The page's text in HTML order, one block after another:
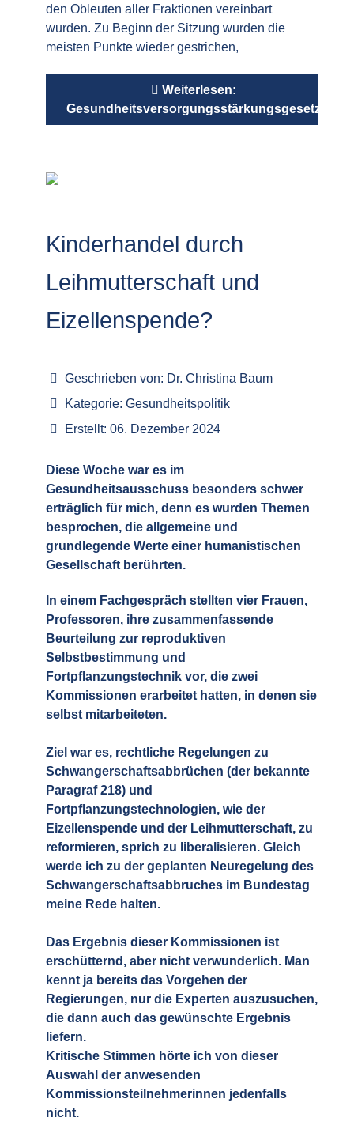
den Obleuten aller Fraktionen vereinbart
wurden. Zu Beginn der Sitzung wurden die
meisten Punkte wieder gestrichen,
Weiterlesen:
Gesundheitsversorgungsstärkungsgesetz
Kinderhandel durch
Leihmutterschaft und
Eizellenspende?
Geschrieben von: Dr. Christina Baum
Kategorie: Gesundheitspolitik
Erstellt: 06. Dezember 2024
Diese Woche war es im
Gesundheitsausschuss besonders schwer
erträglich für mich, denn es wurden Themen
besprochen, die allgemeine und
grundlegende Werte einer humanistischen
Gesellschaft berührten.
In einem Fachgespräch stellten vier Frauen,
Professoren, ihre zusammenfassende
Beurteilung zur reproduktiven
Selbstbestimmung und
Fortpflanzungstechnik vor, die zwei
Kommissionen erarbeitet hatten, in denen sie
selbst mitarbeiteten.
Ziel war es, rechtliche Regelungen zu
Schwangerschaftsabbrüchen (der bekannte
Paragraf 218) und
Fortpflanzungstechnologien, wie der
Eizellenspende und der Leihmutterschaft, zu
reformieren, sprich zu liberalisieren. Gleich
werde ich zu der geplanten Neuregelung des
Schwangerschaftsabbruches im Bundestag
meine Rede halten.
Das Ergebnis dieser Kommissionen ist
erschütternd, aber nicht verwunderlich. Man
kennt ja bereits das Vorgehen der
Regierungen, nur die Experten auszusuchen,
die dann auch das gewünschte Ergebnis
liefern.
Kritische Stimmen hörte ich von dieser
Auswahl der anwesenden
Kommissionsteilnehmerinnen jedenfalls
nicht.